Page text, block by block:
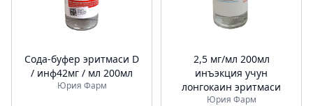
Сода-буфер эритмаси D
/ инф42мг / мл 200мл
Юрия Фарм
2,5 мг/мл 200мл
инъэкция учун
лонгокаин эритмаси
Юрия Фарм